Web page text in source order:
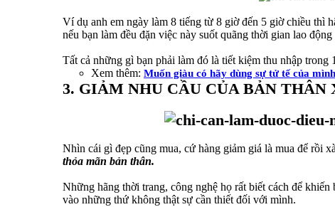
Ví dụ anh em ngày làm 8 tiếng từ 8 giờ đến 5 giờ chiều thì
nếu bạn làm đều đặn việc này suốt quãng thời gian lao
Tất cả những gì bạn phải làm đó là tiết kiệm thu nhập
Xem thêm: Muốn giàu có hãy dùng sự tử tế của
3. GIẢM NHU CẦU CỦA BẢN THÂN
Nhìn cái gì đẹp cũng mua, cứ hàng giảm giá là mua để rồi
thỏa mãn bản thân.
Những hãng thời trang, công nghệ họ rất biết cách để
vào những thứ không thật sự cần thiết đối với mình.